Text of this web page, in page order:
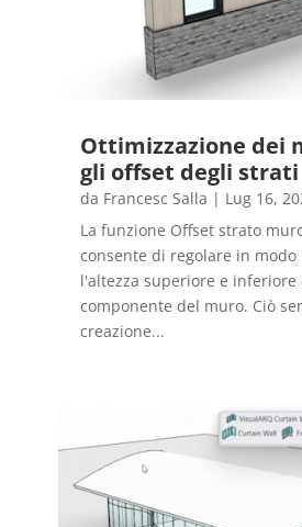
Ottimizzazione dei
gli offset degli strati
da Francesc Salla | Lug 16,
La funzione Offset strato
consente di regolare in
l'altezza superiore e inferiore
componente del muro. Ciò
creazione...